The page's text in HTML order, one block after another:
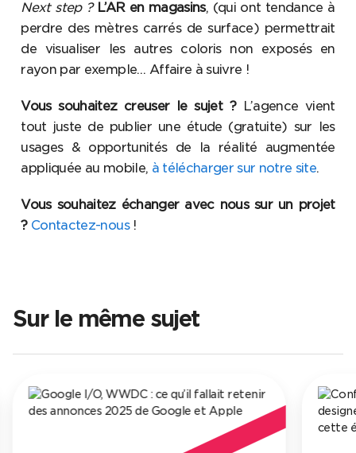
Next step ? L’AR en magasins, (qui ont tendance à
perdre des mètres carrés de surface) permettrait
de visualiser les autres coloris non exposés en
rayon par exemple… Affaire à suivre !
Vous souhaitez creuser le sujet ?L’agence vient
tout juste de publier une étude (gratuite) sur les
usages & opportunités de la réalité augmentée
appliquée au mobile, à télécharger sur notre site.
Vous souhaitez échanger avec nous sur un projet
? Contactez-nous!
Sur le même sujet